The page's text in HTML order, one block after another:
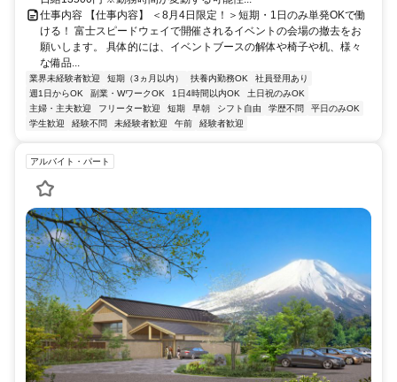
仕事内容 【仕事内容】 ＜8月4日限定！＞短期・1日のみ単発OKで働
ける！ 富士スピードウェイで開催されるイベントの会場の撤去をお
願いします。 具体的には、イベントブースの解体や椅子や机、様々
な備品...
業界未経験者歓迎 短期（3ヵ月以内） 扶養内勤務OK
社員登用あり
週1日からOK
副業・WワークOK 1日4時間以内OK
土日祝のみOK
主婦・主夫歓迎
フリーター歓迎 短期 早朝 シフト自由 学歴不問
平日のみOK
学生歓迎
経験不問 未経験者歓迎 午前 経験者歓迎
アルバイト・パート